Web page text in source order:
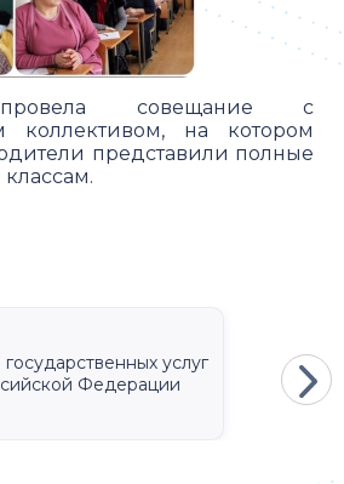
провела совещание с
коллективом, на котором
представили полные
услуг
Федерации